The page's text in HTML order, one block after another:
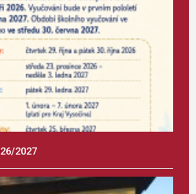
2027